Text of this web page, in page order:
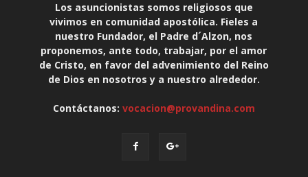
Los asuncionistas somos religiosos que
vivimos en comunidad apostólica. Fieles a
nuestro Fundador, el Padre d´Alzon, nos
proponemos, ante todo, trabajar, por el amor
de Cristo, en favor del advenimiento del Reino
de Dios en nosotros y a nuestro alrededor.
Contáctanos: vocacion@provandina.com